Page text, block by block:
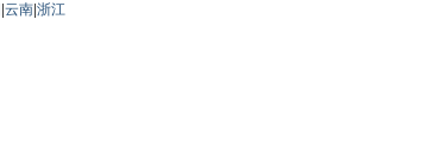
云南 浙江